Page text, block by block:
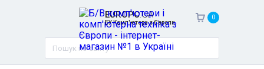
EUROPC.UA
БУ Комп'ютери з Європи
0